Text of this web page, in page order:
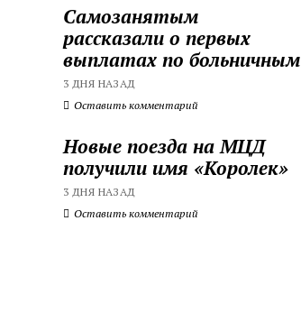
Самозанятым
рассказали о первых
выплатах по больничным
3 ДНЯ НАЗАД
Оставить комментарий
Новые поезда на МЦД
получили имя «Королек»
3 ДНЯ НАЗАД
Оставить комментарий